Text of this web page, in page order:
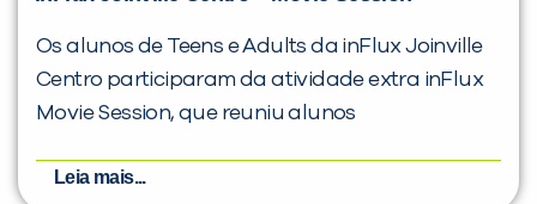
Os alunos de Teens e Adults da inFlux Joinville
Centro participaram da atividade extra inFlux
Movie Session, que reuniu alunos
Leia mais...